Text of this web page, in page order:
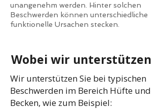
unangenehm werden. Hinter solchen
Beschwerden können unterschiedliche
funktionelle Ursachen stecken.
Wobei wir unterstützen
Wir unterstützen Sie bei typischen
Beschwerden im Bereich Hüfte und
Becken, wie zum Beispiel: